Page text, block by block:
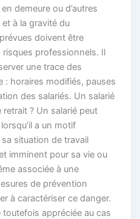
demeure ou d’autres
à la gravité du
doivent être
risques professionnels. Il
une trace des
: horaires modifiés, pauses
des salariés. Un salarié
? Un salarié peut
a un motif
situation de travail
imminent pour sa vie ou
associée à une
de prévention
à caractériser ce danger.
appréciée au cas